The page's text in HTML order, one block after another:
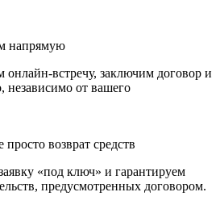
напрямую
встречу, заключим договор и
независимо от вашего
просто возврат средств
«под ключ» и гарантируем
предусмотренных договором.